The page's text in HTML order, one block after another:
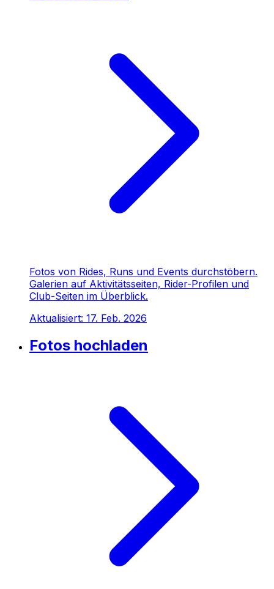
Fotos von Rides, Runs und Events durchstöbern.
Galerien auf Aktivitätsseiten, Rider-Profilen und
Club-Seiten im Überblick.
Aktualisiert: 17. Feb. 2026
Fotos hochladen